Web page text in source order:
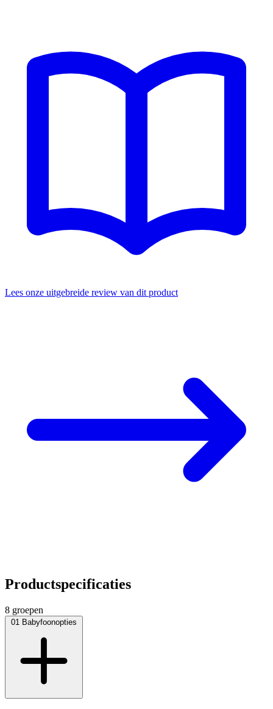
Lees onze uitgebreide review van dit product
Productspecificaties
8 groepen
01 Babyfoonopties